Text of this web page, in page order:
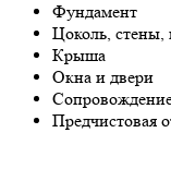
Фундамент
Цоколь, стены,
Крыша
Окна и двери
Предчистовая